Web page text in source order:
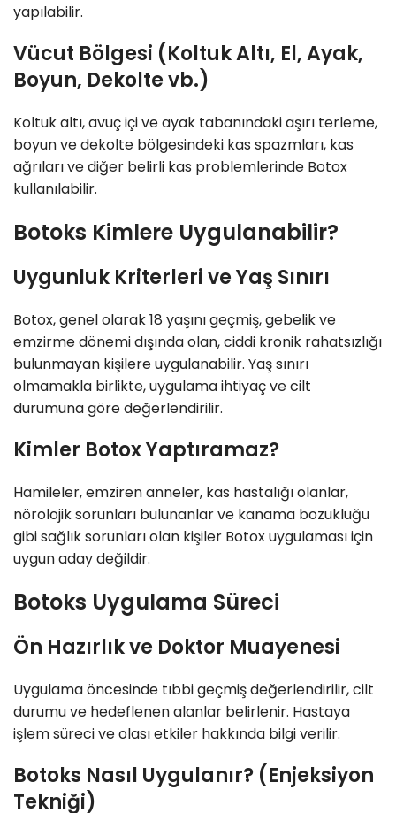
yapılabilir.
Vücut Bölgesi (Koltuk Altı, El, Ayak,
Boyun, Dekolte vb.)
Koltuk altı, avuç içi ve ayak tabanındaki aşırı terleme,
boyun ve dekolte bölgesindeki kas spazmları, kas
ağrıları ve diğer belirli kas problemlerinde Botox
kullanılabilir.
Botoks Kimlere Uygulanabilir?
Uygunluk Kriterleri ve Yaş Sınırı
Botox, genel olarak 18 yaşını geçmiş, gebelik ve
emzirme dönemi dışında olan, ciddi kronik rahatsızlığı
bulunmayan kişilere uygulanabilir. Yaş sınırı
olmamakla birlikte, uygulama ihtiyaç ve cilt
durumuna göre değerlendirilir.
Kimler Botox Yaptıramaz?
Hamileler, emziren anneler, kas hastalığı olanlar,
nörolojik sorunları bulunanlar ve kanama bozukluğu
gibi sağlık sorunları olan kişiler Botox uygulaması için
uygun aday değildir.
Botoks Uygulama Süreci
Ön Hazırlık ve Doktor Muayenesi
Uygulama öncesinde tıbbi geçmiş değerlendirilir, cilt
durumu ve hedeflenen alanlar belirlenir. Hastaya
işlem süreci ve olası etkiler hakkında bilgi verilir.
Botoks Nasıl Uygulanır? (Enjeksiyon
Tekniği)